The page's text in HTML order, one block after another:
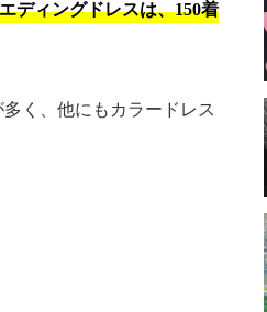
ディングドレスは、150着
く、他にもカラードレス